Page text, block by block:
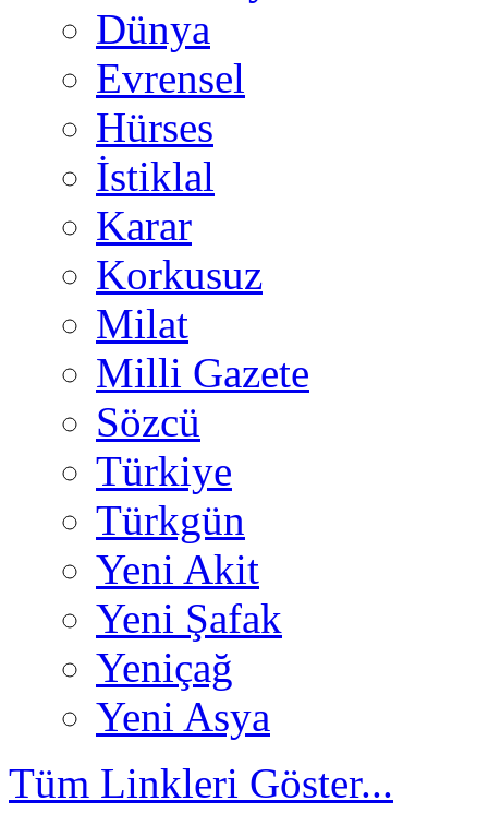
Dünya
Evrensel
Hürses
İstiklal
Karar
Korkusuz
Milat
Milli Gazete
Sözcü
Türkiye
Türkgün
Yeni Akit
Yeni Şafak
Yeniçağ
Yeni Asya
Tüm Linkleri Göster...